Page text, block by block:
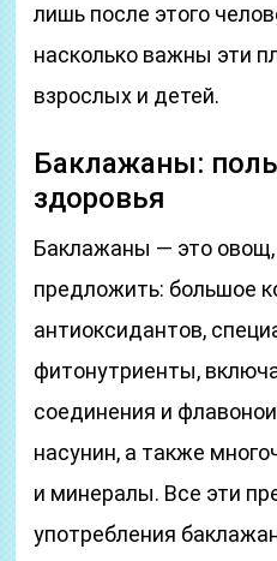
лишь после этого
насколько важны эти
взрослых и детей.
Баклажаны:
здоровья
Баклажаны — это
предложить: большое
антиоксидантов,
фитонутриенты,
соединения и
насунин, а также
и минералы. Все эти
употребления